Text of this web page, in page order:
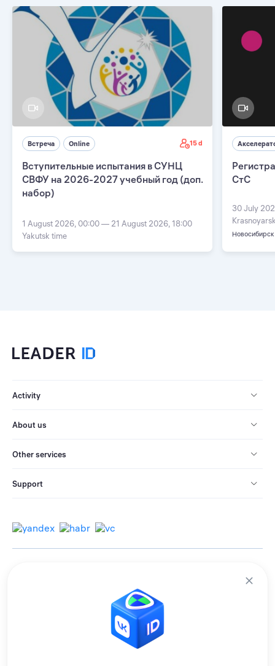
Встреча Online 15 d
Вступительные испытания в СУНЦ
СВФУ на 2026-2027 учебный год (доп.
набор)
1 August 2026, 00:00 — 21 August 2026, 18:00
Yakutsk time
СтС
30 July
Новосибирск
Activity
About us
Other services
Support
Personal data processing policy
We use cookies to improve services for you.
By remaining on the site, you consent to the collection and processing of